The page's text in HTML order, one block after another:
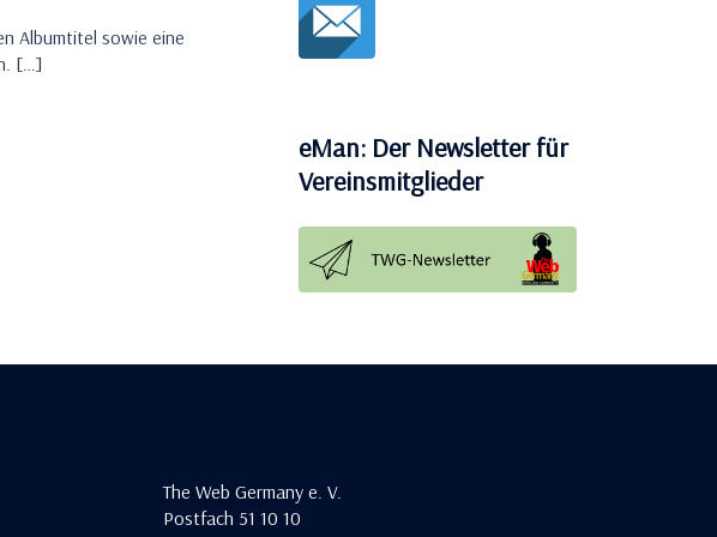
Albumtitel sowie eine
[…]
eMan: Der Newsletter für
Vereinsmitglieder
The Web Germany e. V.
Postfach 51 10 10